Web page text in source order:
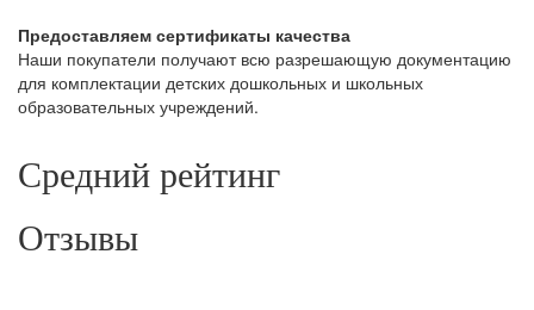
Предоставляем сертификаты качества
Наши покупатели получают всю разрешающую документацию
для комплектации детских дошкольных и школьных
образовательных учреждений.
Средний рейтинг
Отзывы